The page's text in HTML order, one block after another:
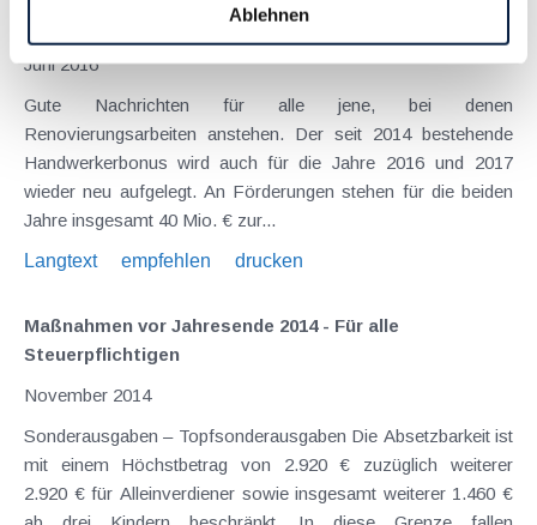
Ablehnen
Handwerkerbonus für zwei weitere Jahre verlängert!
Juni 2016
Gute Nachrichten für alle jene, bei denen
Renovierungsarbeiten anstehen. Der seit 2014 bestehende
Handwerkerbonus wird auch für die Jahre 2016 und 2017
wieder neu aufgelegt. An Förderungen stehen für die beiden
Jahre insgesamt 40 Mio. € zur...
Langtext
empfehlen drucken
Maßnahmen vor Jahresende 2014 - Für alle
Steuerpflichtigen
November 2014
Sonderausgaben – Topfsonderausgaben Die Absetzbarkeit ist
mit einem Höchstbetrag von 2.920 € zuzüglich weiterer
2.920 € für Alleinverdiener sowie insgesamt weiterer 1.460 €